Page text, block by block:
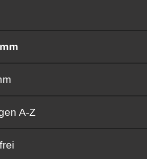
von A bis Z
A-Z